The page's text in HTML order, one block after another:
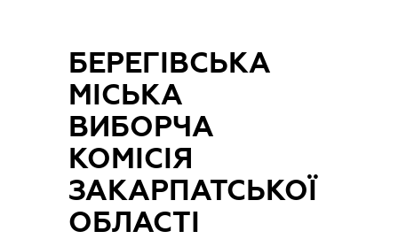
БЕРЕГІВСЬКА
МІСЬКА
ВИБОРЧА
КОМІСІЯ
ЗАКАРПАТСЬКОЇ
ОБЛАСТІ